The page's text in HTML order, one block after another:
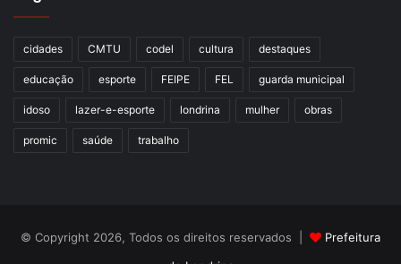
cidades CMTU codel cultura destaques
educação esporte FEIPE FEL guarda municipal
idoso lazer-e-esporte londrina mulher obras
promic saúde trabalho
© Copyright 2026, Todos os direitos reservados |
Prefeitura